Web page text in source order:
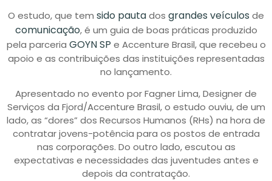
O estudo, que tem sido pautados grandes veículos de
comunicação, é um guia de boas práticas produzido
pela parceria GOYN SP e Accenture Brasil, que recebeu o
apoio e as contribuições das instituições representadas
no lançamento.
Apresentado no evento por Fagner Lima, Designer de
Serviços da Fjord/Accenture Brasil, o estudo ouviu, de um
lado, as “dores” dos Recursos Humanos (RHs) na hora de
contratar jovens-potência para os postos de entrada
nas corporações. Do outro lado, escutou as
expectativas e necessidades das juventudes antes e
depois da contratação.